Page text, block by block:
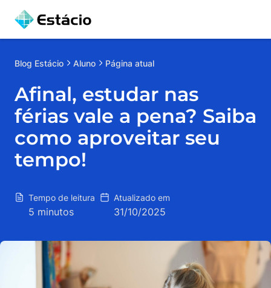
Blog Estácio Aluno Página atual
Afinal, estudar nas
férias vale a pena? Saiba
como aproveitar seu
tempo!
Tempo de leitura
5 minutos
Atualizado em
31/10/2025